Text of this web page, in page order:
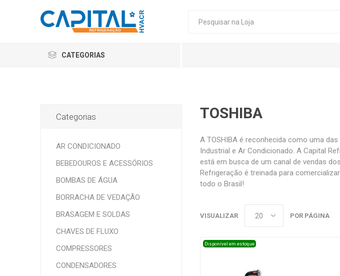
CATEGORIAS
TOSHIBA
A TOSHIBA é reconhecida como uma
Industrial e Ar Condicionado. A Capital
está em busca de um canal de vendas
Refrigeração é treinada para
todo o Brasil!
VISUALIZAR POR PÁGINA
Disponível em estoque
Categorias
AR CONDICIONADO
BEBEDOUROS E ACESSÓRIOS
BOMBAS DE ÁGUA
BORRACHA DE VEDAÇÃO
BRASAGEM E SOLDAS
CHAVES DE FLUXO
COMPRESSORES
CONDENSADORES